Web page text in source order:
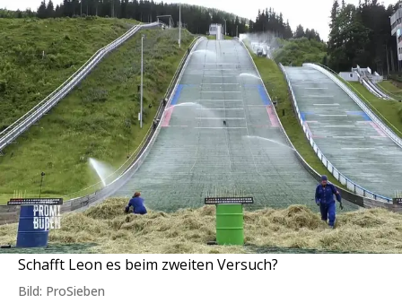
Schafft Leon es beim zweiten Versuch?
Bild: ProSieben